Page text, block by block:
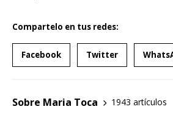
Compartelo en tus redes:
Facebook Twitter
Sobre Maria Toca
1943 artículos